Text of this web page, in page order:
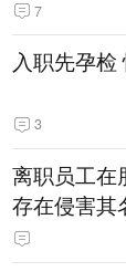
7
入职先孕
3
离职员工在
存在侵害其